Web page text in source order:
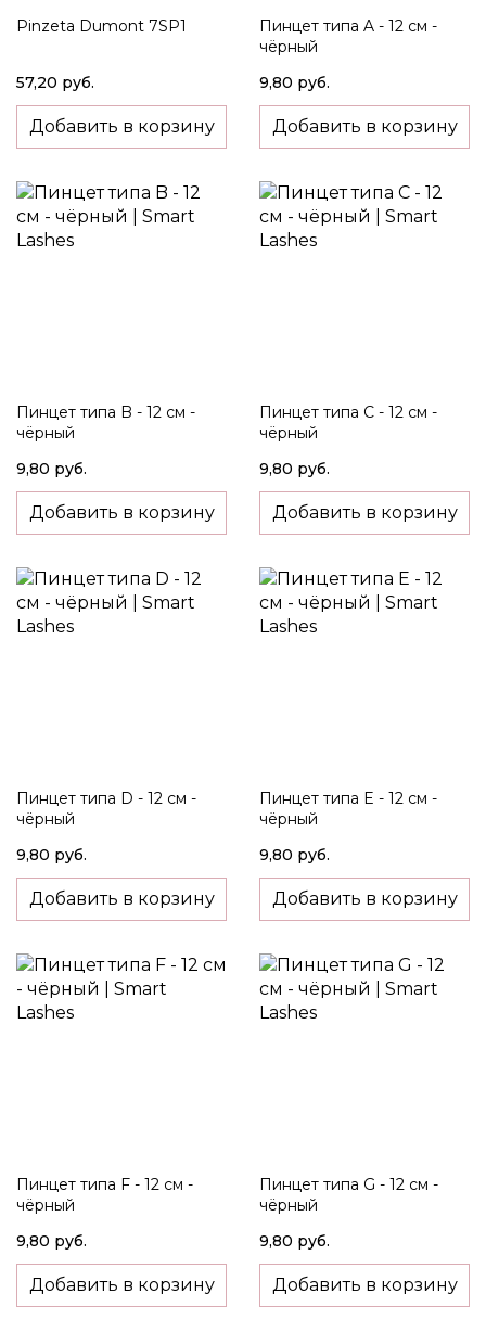
Pinzeta Dumont 7SP1
57,20 руб.
Добавить в корзину
Пинцет типа A - 12 см -
чёрный
9,80 руб.
Добавить в корзину
Пинцет типа B - 12 см -
чёрный
9,80 руб.
Добавить в корзину
Пинцет типа C - 12 см -
чёрный
9,80 руб.
Добавить в корзину
Пинцет типа D - 12 см -
чёрный
9,80 руб.
Добавить в корзину
Пинцет типа E - 12 см -
чёрный
9,80 руб.
Добавить в корзину
Пинцет типа F - 12 см -
чёрный
9,80 руб.
Добавить в корзину
Пинцет типа G - 12 см -
чёрный
9,80 руб.
Добавить в корзину